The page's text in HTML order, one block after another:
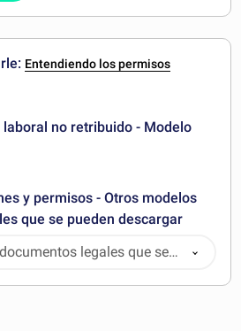
Entendiendo los permisos
no retribuido - Modelo
y permisos - Otros modelos
que se pueden descargar
legales que se